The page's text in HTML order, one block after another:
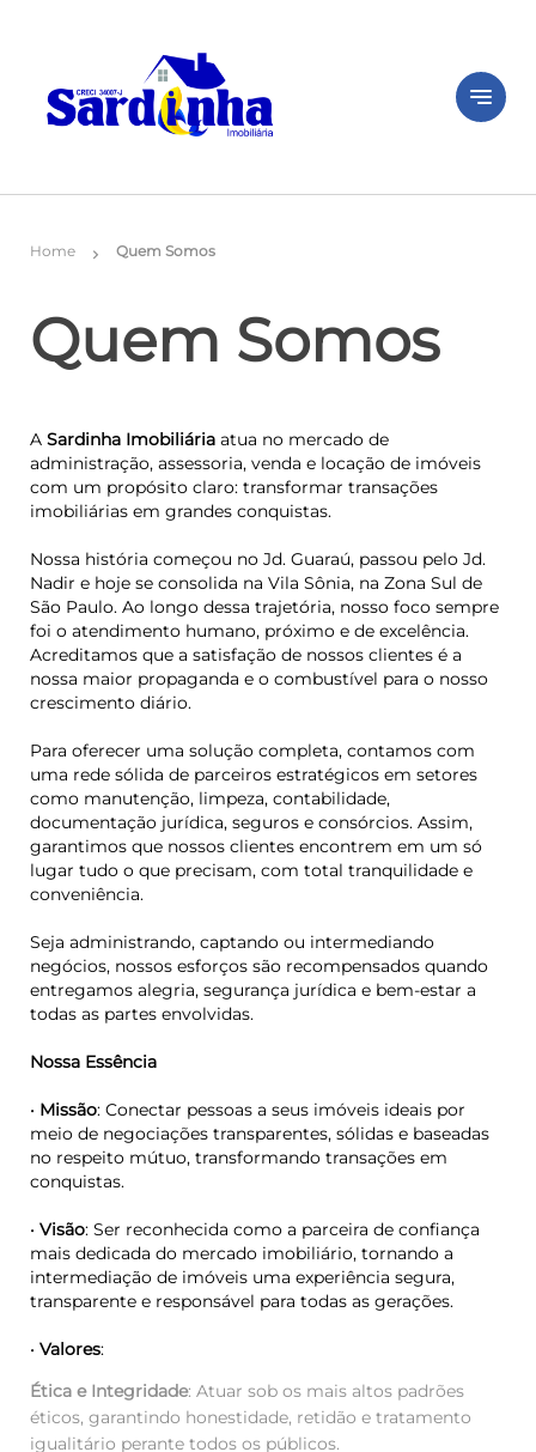
notes
Home chevron_right Quem Somos
Quem Somos
A Sardinha Imobiliáriaatua no mercado de
administração, assessoria, venda e locação de imóveis
com um propósito claro: transformar transações
imobiliárias em grandes conquistas.
Nossa história começou no Jd. Guaraú, passou pelo Jd.
Nadir e hoje se consolida na Vila Sônia, na Zona Sul de
São Paulo. Ao longo dessa trajetória, nosso foco sempre
foi o atendimento humano, próximo e de excelência.
Acreditamos que a satisfação de nossos clientes é a
nossa maior propaganda e o combustível para o nosso
crescimento diário.
Para oferecer uma solução completa, contamos com
uma rede sólida de parceiros estratégicos em setores
como manutenção, limpeza, contabilidade,
documentação jurídica, seguros e consórcios. Assim,
garantimos que nossos clientes encontrem em um só
lugar tudo o que precisam, com total tranquilidade e
conveniência.
Seja administrando, captando ou intermediando
negócios, nossos esforços são recompensados quando
entregamos alegria, segurança jurídica e bem-estar a
todas as partes envolvidas.
Nossa Essência
• Missão: Conectar pessoas a seus imóveis ideais por
meio de negociações transparentes, sólidas e baseadas
no respeito mútuo, transformando transações em
conquistas.
• Visão: Ser reconhecida como a parceira de confiança
mais dedicada do mercado imobiliário, tornando a
intermediação de imóveis uma experiência segura,
transparente e responsável para todas as gerações.
• Valores:
Ética e Integridade: Atuar sob os mais altos padrões
éticos, garantindo honestidade, retidão e tratamento
igualitário perante todos os públicos.